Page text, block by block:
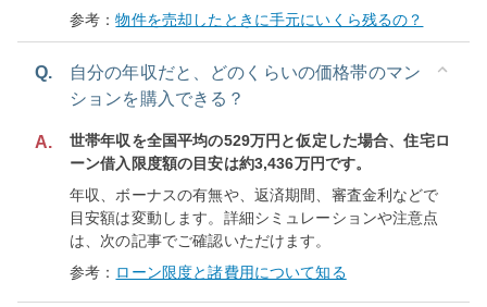
参考：物件を売却したときに手元にいくら残るの？
Q.
自分の年収だと、どのくらいの価格帯のマン
ションを購入できる？
A.
世帯年収を全国平均の529万円と仮定した場合、住宅ロ
ーン借入限度額の目安は約3,436万円です。
年収、ボーナスの有無や、返済期間、審査金利などで
目安額は変動します。詳細シミュレーションや注意点
は、次の記事でご確認いただけます。
参考： ローン限度と諸費用について知る